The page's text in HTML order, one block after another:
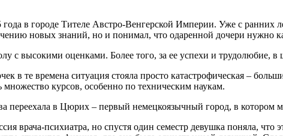
в городе Тителе Австро-Венгерской Империи. Уже с
новых знаний, но и понимал, что одаренной дочери нужно
с высокими оценками. Более того, за ее успехи и трудолюбие, в
в те времена ситуация стояла просто катастрофическая –
курсов, особенно по техническим наукам.
переехала в Цюрих – первый немецкоязычный город, в котором
врача-психиатра, но спустя один семестр девушка поняла,